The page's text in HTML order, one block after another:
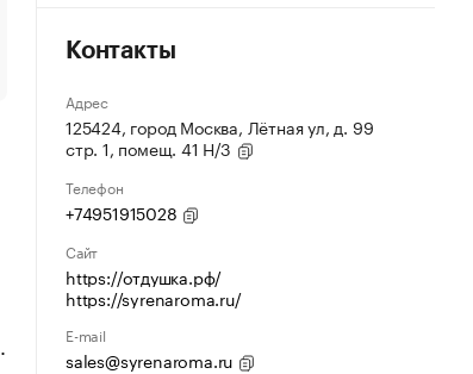
Контакты
Адрес
125424, город Москва, Лётная ул, д. 99
стр. 1, помещ. 41 Н/3
Телефон
+74951915028
Сайт
https://отдушка.рф/
https://syrenaroma.ru/
E-mail
sales@syrenaroma.ru